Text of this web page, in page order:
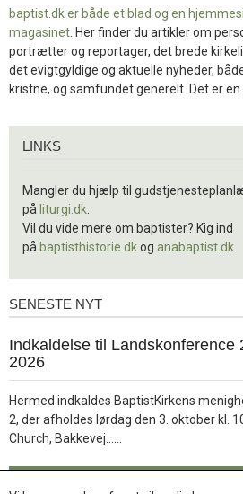
baptist.dk er både et blad og en
magasinet . Her finder du artikler om
portrætter og reportager, det brede
det evigtgyldige og aktuelle nyheder,
kristne, og samfundet generelt. Det er en
LINKS
Mangler du hjælp til
på liturgi.dk
Vil du vide mere om baptister? Kig ind
på baptisthistorie.dkog anabaptist.dk
Seneste
SENESTE NYT
jul.
Indkaldelse til Landskonference
2026
Hermed indkaldes BaptistKirkens
2, der afholdes lørdag den 3. oktober kl.
Church, Bakkevej……
Læs mere